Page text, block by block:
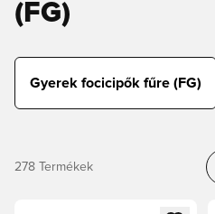
(FG)
Gyerek focicipők fűre (FG)
278 Termékek